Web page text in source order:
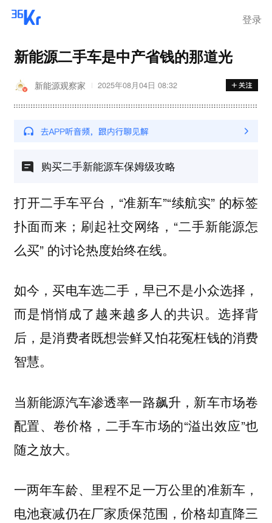
登录
新能源二手车是中产省钱的那道光
新能源观察家 2025年08月04日 08:32
购买二手新能源车保姆级攻略
打开二手车平台，“准新车”“续航实” 的标签
扑面而来；刷起社交网络，“二手新能源怎
么买” 的讨论热度始终在线。
如今，买电车选二手，早已不是小众选择，
而是悄悄成了越来越多人的共识。选择背
后，是消费者既想尝鲜又怕花冤枉钱的消费
智慧。
当新能源汽车渗透率一路飙升，新车市场卷
配置、卷价格，二手车市场的“溢出效应”也
随之放大。
一两年车龄、里程不足一万公里的准新车，
电池衰减仍在厂家质保范围，价格却直降三